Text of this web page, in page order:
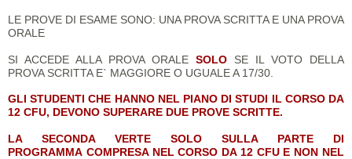
LE PROVE DI ESAME SONO: UNA PROVA SCRITTA E UNA PROVA
ORALE
SI ACCEDE ALLA PROVA ORALE SOLO SE IL VOTO DELLA
PROVA SCRITTA E` MAGGIORE O UGUALE A 17/30.
GLI STUDENTI CHE HANNO NEL PIANO DI STUDI IL CORSO DA
12 CFU, DEVONO SUPERARE DUE PROVE SCRITTE.
LA SECONDA VERTE SOLO SULLA PARTE DI
PROGRAMMA COMPRESA NEL CORSO DA 12 CFU E NON NEL